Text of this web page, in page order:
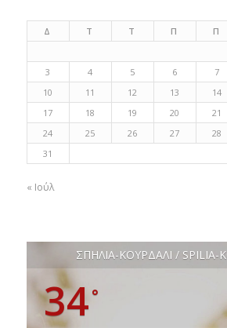
Δ Τ Τ Π Π
3
4 5 6 7
10
11 12 13 14
17
18 19 20 21
24
25 26 27 28
31
« Ιούλ
ΣΠΗΛΙΑ-ΚΟΥΡΔΑΛΙ / SPILIA-
34°